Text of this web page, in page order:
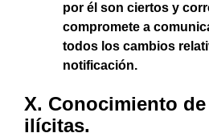
por él son ciertos y
compromete a
todos los cambios
notificación.
X. Conocimiento
ilícitas.